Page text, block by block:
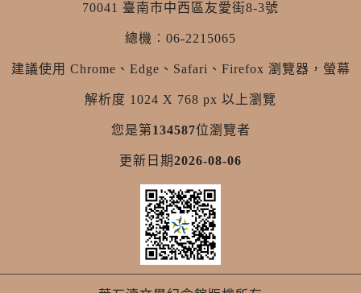
70041 臺南市中西區友愛街8-3號
總機︰06-2215065
建議使用 Chrome、Edge、Safari、Firefox 瀏覽器，螢幕
解析度 1024 X 768 px 以上瀏覽
您是第134587位瀏覽者
更新日期2026-08-06